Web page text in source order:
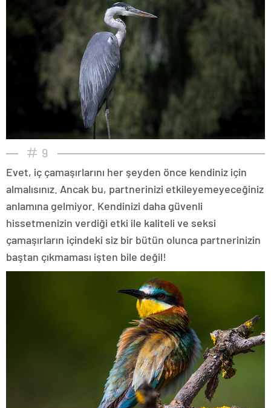
9
Evet, iç çamaşırlarını her şeyden önce kendiniz için
almalısınız. Ancak bu, partnerinizi etkileyemeyeceğiniz
anlamına gelmiyor. Kendinizi daha güvenli
hissetmenizin verdiği etki ile kaliteli ve seksi
çamaşırların içindeki siz bir bütün olunca partnerinizin
baştan çıkmaması işten bile değil!